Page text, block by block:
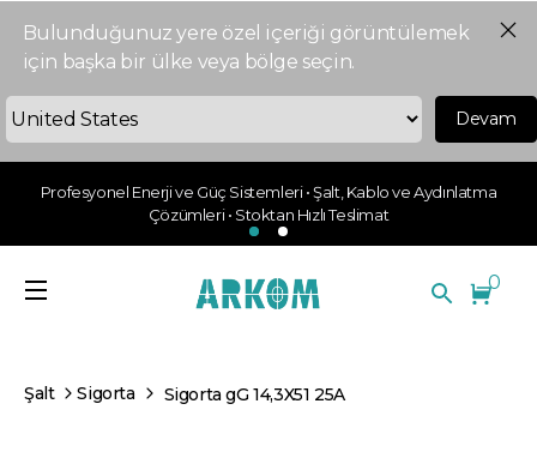
Bulunduğunuz yere özel içeriği görüntülemek
için başka bir ülke veya bölge seçin.
Devam
Profesyonel Enerji ve Güç Sistemleri • Şalt, Kablo ve Aydınlatma
Çözümleri • Stoktan Hızlı Teslimat
0
Şalt Sigorta Sigorta gG 14,3X51 25A